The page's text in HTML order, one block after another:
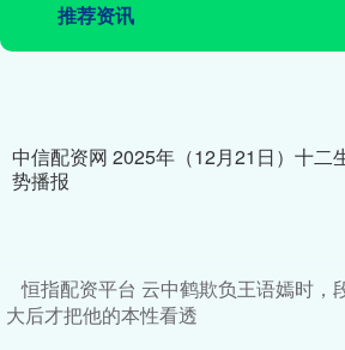
推荐资讯
中信配资网 2025年（12月21日）十二
势播报
恒指配资平台 云中鹤欺负王语嫣时，
大后才把他的本性看透